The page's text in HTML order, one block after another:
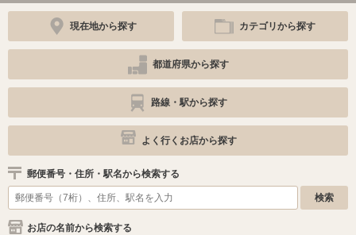
現在地から探す カテゴリから探す
都道府県から探す
路線・駅から探す
よく行くお店から探す
郵便番号・住所・駅名から検索する
お店の名前から検索する